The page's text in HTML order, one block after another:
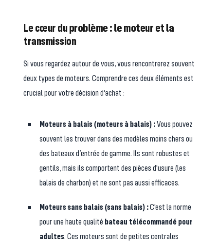
Le cœur du problème : le moteur et la
transmission
Si vous regardez autour de vous, vous rencontrerez souvent
deux types de moteurs. Comprendre ces deux éléments est
crucial pour votre décision d’achat :
Moteurs à balais (moteurs à balais) :Vous pouvez
souvent les trouver dans des modèles moins chers ou
des bateaux d’entrée de gamme. Ils sont robustes et
gentils, mais ils comportent des pièces d'usure (les
balais de charbon) et ne sont pas aussi efficaces.
Moteurs sans balais (sans balais) :C'est la norme
pour une haute qualité bateau télécommandé pour
adultes. Ces moteurs sont de petites centrales